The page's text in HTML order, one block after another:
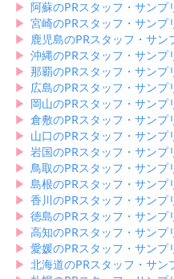
▶︎ 阿蘇のPRスタッフ・サンプ
▶︎ 宮崎のPRスタッフ・サンプ
▶︎ 鹿児島のPRスタッフ・サ
▶︎ 沖縄のPRスタッフ・サンプ
▶︎ 那覇のPRスタッフ・サンプ
▶︎ 広島のPRスタッフ・サンプ
▶︎ 岡山のPRスタッフ・サンプ
▶︎ 倉敷のPRスタッフ・サンプ
▶︎ 山口のPRスタッフ・サンプ
▶︎ 岩国のPRスタッフ・サンプ
▶︎ 鳥取のPRスタッフ・サンプ
▶︎ 島根のPRスタッフ・サンプ
▶︎ 香川のPRスタッフ・サンプ
▶︎ 徳島のPRスタッフ・サンプ
▶︎ 高知のPRスタッフ・サンプ
▶︎ 愛媛のPRスタッフ・サンプ
▶︎ 北海道のPRスタッフ・サン